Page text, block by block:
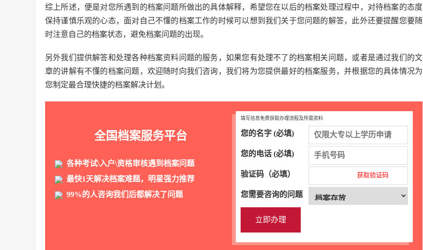
综上所述，便是对您所遇到的档案问题所做出的具体解释，希望您在以后的档案处理过程中，对待档案的态度
保持谨慎乐观的心态，面对自己不懂的档案工作的时候可以想到我们关于您问题的解答，此外还要提醒您要随
时注意自己的档案状态，避免档案问题的出现。
另外我们提供解答和处理各种档案资料问题的服务，如果您有处理不了的档案相关问题，或者是通过我们的文
章的讲解有不懂的档案问题，欢迎随时向我们咨询，我们将为您提供最好的档案服务，并根据您的具体情况为
您制定最合理快捷的档案解决计划。
全国档案服务平台
各种考试\入户\资格审核遇到档案问题
最快1天解决档案难题，明星强力推荐
99%的人咨询我们后都解决了问题
填写信息免费获取办理流程及所需资料
您的名字 (必填)
您的电话 (必填)
验证码（必填） 获取验证码
您需要咨询的问题